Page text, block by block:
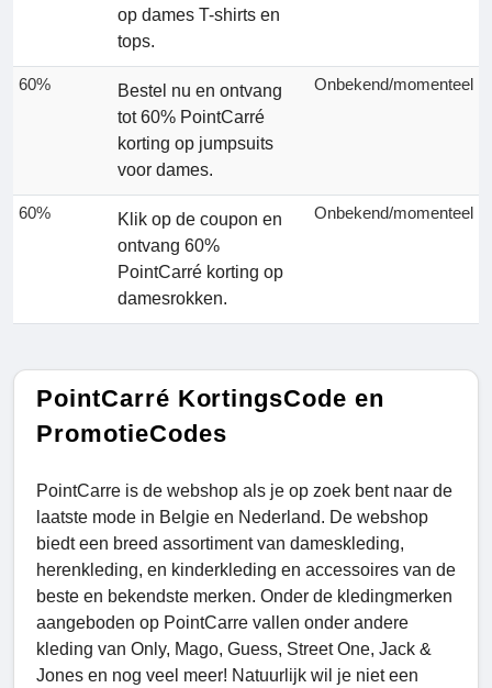
op dames T-shirts en
tops.
60%
Bestel nu en ontvang
tot 60% PointCarré
korting op jumpsuits
voor dames.
Onbekend/momenteel
60%
Klik op de coupon en
ontvang 60%
PointCarré korting op
damesrokken.
Onbekend/momenteel
PointCarré KortingsCode en
PromotieCodes
PointCarre is de webshop als je op zoek bent naar de
laatste mode in Belgie en Nederland. De webshop
biedt een breed assortiment van dameskleding,
herenkleding, en kinderkleding en accessoires van de
beste en bekendste merken. Onder de kledingmerken
aangeboden op PointCarre vallen onder andere
kleding van Only, Mago, Guess, Street One, Jack &
Jones en nog veel meer! Natuurlijk wil je niet een